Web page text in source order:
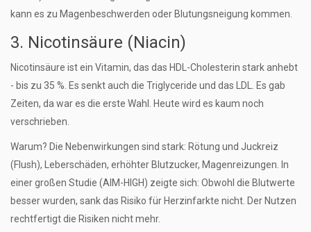
kann es zu Magenbeschwerden oder Blutungsneigung kommen.
3. Nicotinsäure (Niacin)
Nicotinsäure ist ein Vitamin, das das HDL-Cholesterin stark anhebt
- bis zu 35 %. Es senkt auch die Triglyceride und das LDL. Es gab
Zeiten, da war es die erste Wahl. Heute wird es kaum noch
verschrieben.
Warum? Die Nebenwirkungen sind stark: Rötung und Juckreiz
(Flush), Leberschäden, erhöhter Blutzucker, Magenreizungen. In
einer großen Studie (AIM-HIGH) zeigte sich: Obwohl die Blutwerte
besser wurden, sank das Risiko für Herzinfarkte nicht. Der Nutzen
rechtfertigt die Risiken nicht mehr.